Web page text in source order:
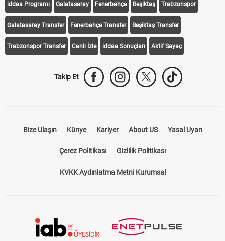
iddaa Programı Galatasaray Fenerbahçe Beşiktaş Trabzonspor
Galatasaray Transfer Fenerbahçe Transfer Beşiktaş Transfer
Trabzonspor Transfer Canlı İzle iddaa Sonuçları Aktif Sayaç
Takip Et
Bize Ulaşın Künye Kariyer About US Yasal Uyarı
Çerez Politikası Gizlilik Politikası
KVKK Aydınlatma Metni Kurumsal